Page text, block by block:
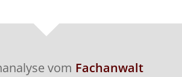
vom Fachanwalt